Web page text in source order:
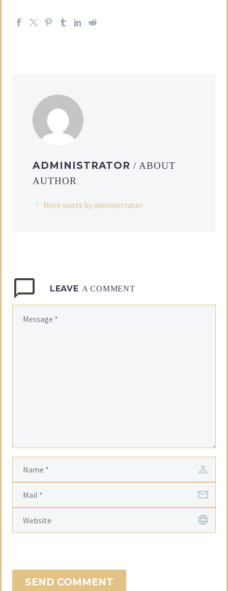
ADMINISTRATOR/ ABOUT
AUTHOR
More posts by administrator
LEAVE A COMMENT
SEND COMMENT